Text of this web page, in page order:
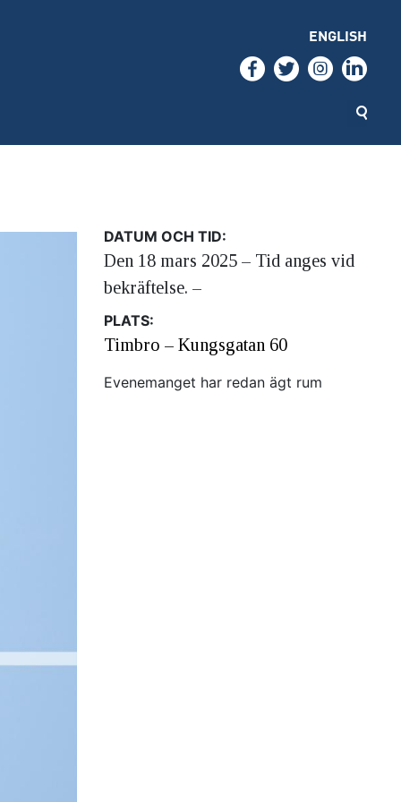
ENGLISH
DATUM OCH TID:
Den 18 mars 2025 – Tid anges vid
bekräftelse. –
PLATS:
Timbro – Kungsgatan 60
Evenemanget har redan ägt rum